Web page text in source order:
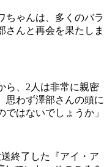
ゃんは、多くのバラ
さんと再会を果たしま
ら、2人は非常に親密
思わず澤部さんの頭に
ではないでしょうか」
終了した『アイ・ア